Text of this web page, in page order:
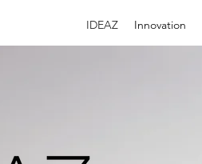
IDEAZ Innovation